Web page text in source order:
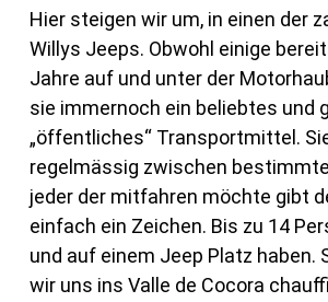
Hier steigen wir um, in einen der
Willys Jeeps. Obwohl einige
Jahre auf und unter der
sie immernoch ein beliebtes und
„öffentliches“ Transportmittel.
regelmässig zwischen
jeder der mitfahren möchte gibt
einfach ein Zeichen. Bis zu 14
und auf einem Jeep Platz haben.
wir uns ins Valle de Cocora